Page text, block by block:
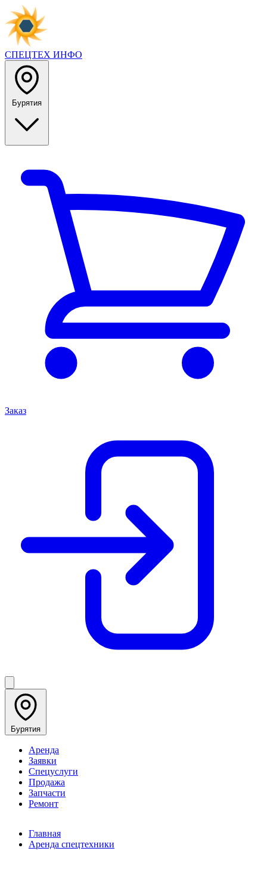
СПЕЦТЕХ ИНФО
Бурятия
Заказ
Бурятия
Аренда
Заявки
Спецуслуги
Продажа
Запчасти
Ремонт
Главная
Аренда спецтехники